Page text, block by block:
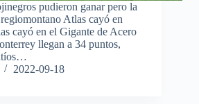
pudieron ganar pero la
Atlas cayó en
cayó en el Gigante de Acero
llegan a 34 puntos,
2022-09-18